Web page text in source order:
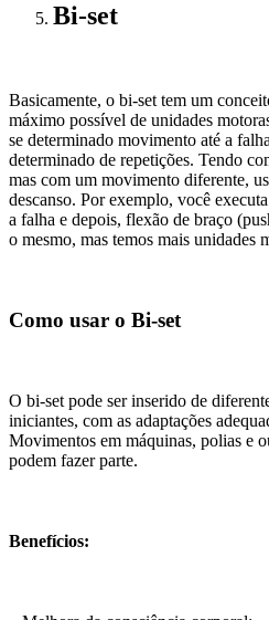
Bi-set
Basicamente, o bi-set tem um
máximo possível de unidades
se determinado movimento até a
determinado de repetições. Tendo
mas com um movimento diferente,
descanso. Por exemplo, você
a falha e depois, flexão de braço
o mesmo, mas temos mais unidades
Como usar o Bi-set
O bi-set pode ser inserido de
iniciantes, com as adaptações
Movimentos em máquinas, polias e
podem fazer parte.
Benefícios: